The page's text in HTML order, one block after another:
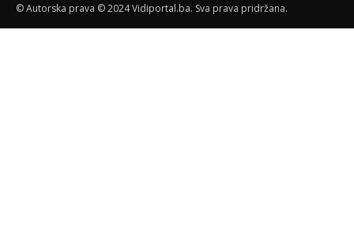
© Autorska prava © 2024 Vidiportal.ba. Sva prava pridržana.